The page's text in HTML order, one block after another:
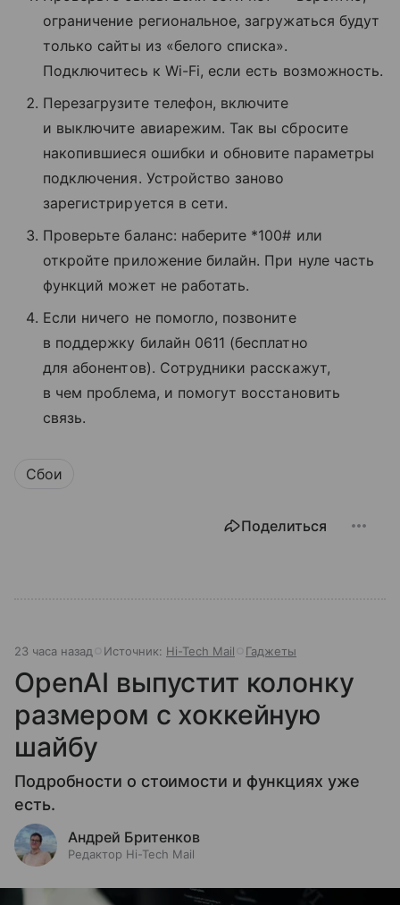
ограничение региональное, загружаться будут
только сайты из «белого списка».
Подключитесь к Wi-Fi, если есть возможность.
Перезагрузите телефон, включите
и выключите авиарежим. Так вы сбросите
накопившиеся ошибки и обновите параметры
подключения. Устройство заново
зарегистрируется в сети.
Проверьте баланс: наберите *100# или
откройте приложение билайн. При нуле часть
функций может не работать.
Если ничего не помогло, позвоните
в поддержку билайн 0611 (бесплатно
для абонентов). Сотрудники расскажут,
в чем проблема, и помогут восстановить
связь.
Сбои
Поделиться
23 часа назад Источник: Hi-Tech Mail Гаджеты
OpenAI выпустит колонку
размером с хоккейную
шайбу
Подробности о стоимости и функциях уже
есть.
Андрей Бритенков
Редактор Hi-Tech Mail